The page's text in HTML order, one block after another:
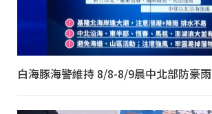
白海豚海警維持 8/8-8/9晨中北部防豪雨